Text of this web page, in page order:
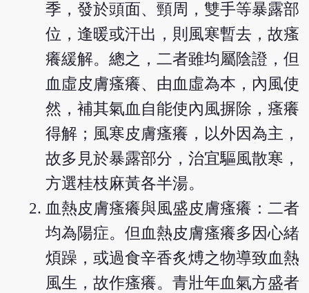
季，發於頭面、頸周，雙手等暴露部
位，逢暖或汗出，則風寒暫去，故瘙
癢緩解。總之，二者雖均屬陰證，但
血虛皮膚瘙癢、由血虛為本，內風使
然，補其氣血自能使內風摒除，瘙癢
得解；風寒皮膚瘙癢，以外因為主，
故多見於暴露部分，治宜驅風散寒，
方選桂枝麻黃各半湯。
血熱皮膚瘙癢與風盛皮膚瘙癢：二者
均為陽症。但血熱皮膚瘙癢多因心緒
煩躁，或過食辛香炙煿之物導致血熱
風生，故作瘙癢。青壯年血氣方盛者